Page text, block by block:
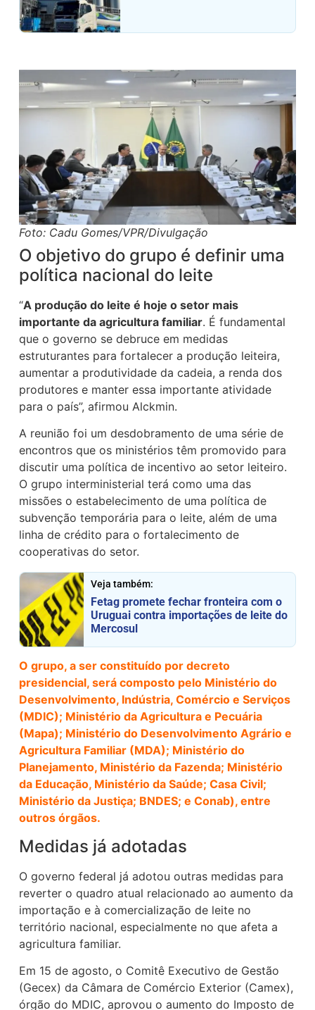
Foto: Cadu Gomes/VPR/Divulgação
O objetivo do grupo é definir uma
política nacional do leite
“A produção do leite é hoje o setor mais
importante da agricultura familiar. É fundamental
que o governo se debruce em medidas
estruturantes para fortalecer a produção leiteira,
aumentar a produtividade da cadeia, a renda dos
produtores e manter essa importante atividade
para o país”, afirmou Alckmin.
A reunião foi um desdobramento de uma série de
encontros que os ministérios têm promovido para
discutir uma política de incentivo ao setor leiteiro.
O grupo interministerial terá como uma das
missões o estabelecimento de uma política de
subvenção temporária para o leite, além de uma
linha de crédito para o fortalecimento de
cooperativas do setor.
Veja também:
Fetag promete fechar fronteira com o
Uruguai contra importações de leite do
Mercosul
O grupo, a ser constituído por decreto
presidencial, será composto pelo Ministério do
Desenvolvimento, Indústria, Comércio e Serviços
(MDIC); Ministério da Agricultura e Pecuária
(Mapa); Ministério do Desenvolvimento Agrário e
Agricultura Familiar (MDA); Ministério do
Planejamento, Ministério da Fazenda; Ministério
da Educação, Ministério da Saúde; Casa Civil;
Ministério da Justiça; BNDES; e Conab), entre
outros órgãos.
Medidas já adotadas
O governo federal já adotou outras medidas para
reverter o quadro atual relacionado ao aumento da
importação e à comercialização de leite no
território nacional, especialmente no que afeta a
agricultura familiar.
Em 15 de agosto, o Comitê Executivo de Gestão
(Gecex) da Câmara de Comércio Exterior (Camex),
órgão do MDIC, aprovou o aumento do Imposto de